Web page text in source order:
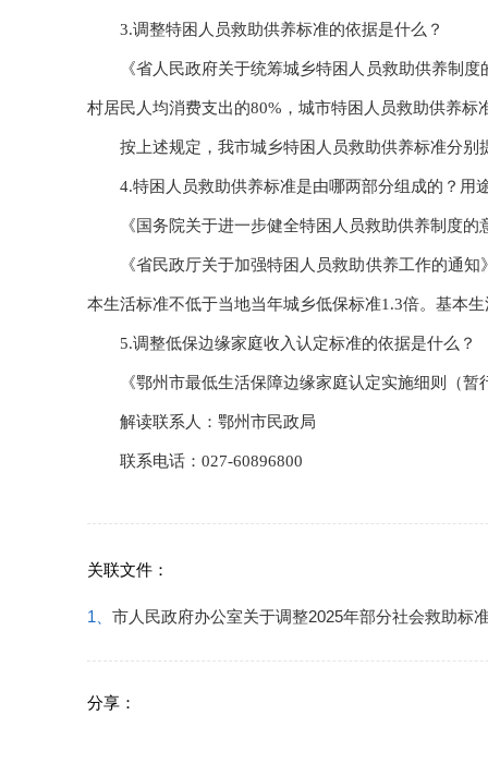
3.调整特困人员救助供养标准的依据是什么？
《省人民政府关于统筹城乡特困人员救助供养制度
村居民人均消费支出的80%，城市特困人员救助供养
按上述规定，我市城乡特困人员救助供养标准分别
4.特困人员救助供养标准是由哪两部分组成的？用
《国务院关于进一步健全特困人员救助供养制度的
《省民政厅关于加强特困人员救助供养工作的通知
本生活标准不低于当地当年城乡低保标准1.3倍。基本
5.调整低保边缘家庭收入认定标准的依据是什么？
《鄂州市最低生活保障边缘家庭认定实施细则（暂
解读联系人：鄂州市民政局
联系电话：027-60896800
关联文件：
1、 市人民政府办公室关于调整2025年部分社会救助标
分享：